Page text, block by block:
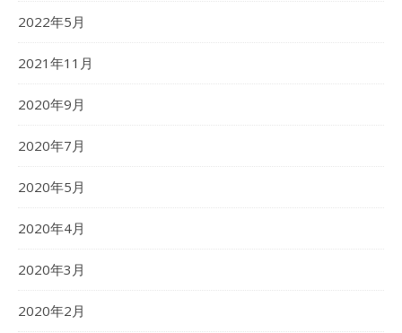
2022年5月
2021年11月
2020年9月
2020年7月
2020年5月
2020年4月
2020年3月
2020年2月